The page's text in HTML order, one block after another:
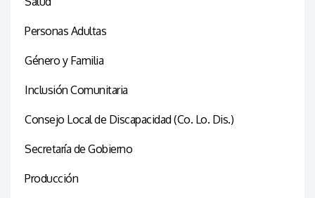
Personas Adultas
Género y Familia
Inclusión Comunitaria
Consejo Local de Discapacidad (Co. Lo. Dis.)
Secretaría de Gobierno
Producción